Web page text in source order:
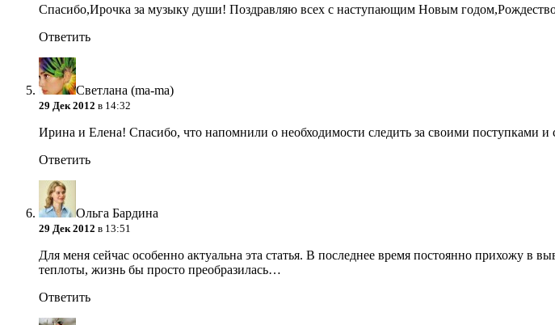
Спасибо,Ирочка за музыку души! Поздравляю всех с наступающим Новым
Ответить
Светлана (ma-ma)
29 Дек 2012 в 14:32
Ирина и Елена! Спасибо, что напомнили о необходимости следить за своими поступками
Ответить
Ольга Бардина
29 Дек 2012 в 13:51
Для меня сейчас особенно актуальна эта статья. В последнее время постоянно прихожу
теплоты, жизнь бы просто преобразилась…
Ответить